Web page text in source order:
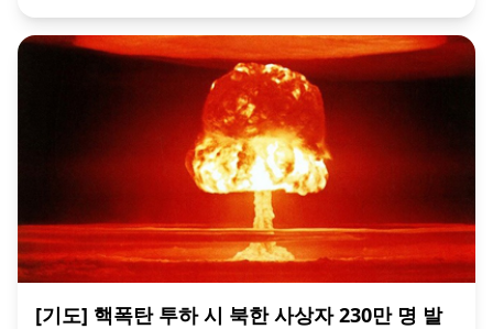
[기도] 핵폭탄 투하 시 북한 사상자 230만 명 발